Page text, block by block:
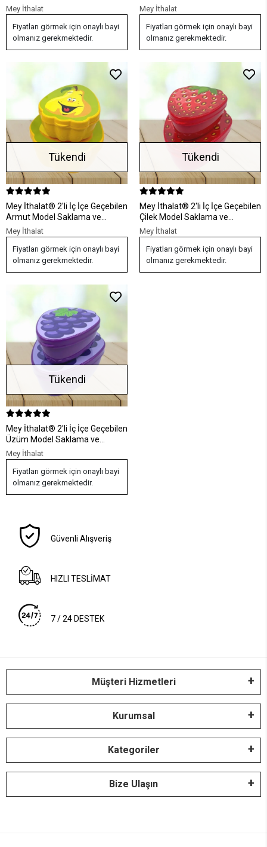
Bölmeli Çocuk Beslenme Kabı
Saklama Kutusu
Mey İthalat
Fiyatları görmek için onaylı bayi
olmanız gerekmektedir.
Saklama Kılıfı
Mey İthalat
Fiyatları görmek için onaylı bayi
olmanız gerekmektedir.
Tükendi
Mey İthalat® 2'li İç İçe Geçebilen
Armut Model Saklama ve
Beslenme Kabı Seti (550 ml +
250 ml)
Mey İthalat
Fiyatları görmek için onaylı bayi
olmanız gerekmektedir.
Tükendi
Mey İthalat® 2'li İç İçe Geçebilen
Çilek Model Saklama ve
Beslenme Kabı Seti (550 ml +
250 ml)
Mey İthalat
Fiyatları görmek için onaylı bayi
olmanız gerekmektedir.
Tükendi
Mey İthalat® 2'li İç İçe Geçebilen
Üzüm Model Saklama ve
Beslenme Kabı Seti (550 ml +
250 ml)
Mey İthalat
Fiyatları görmek için onaylı bayi
olmanız gerekmektedir.
Güvenli Alışveriş
HIZLI TESLİMAT
7 / 24 DESTEK
Müşteri Hizmetleri
Kurumsal
Kategoriler
Bize Ulaşın